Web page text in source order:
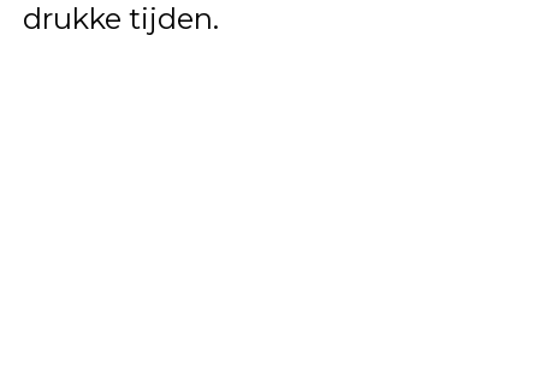
drukke tijden.